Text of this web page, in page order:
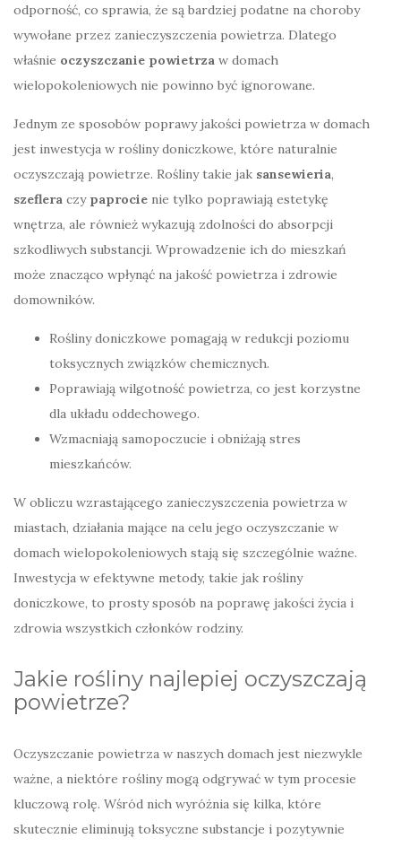
odporność, co sprawia, że są bardziej podatne na choroby
wywołane przez zanieczyszczenia powietrza. Dlatego
właśnie oczyszczanie powietrza w domach
wielopokoleniowych nie powinno być ignorowane.
Jednym ze sposobów poprawy jakości powietrza w domach
jest inwestycja w rośliny doniczkowe, które naturalnie
oczyszczają powietrze. Rośliny takie jak sansewieria,
szeflera czy paprocie nie tylko poprawiają estetykę
wnętrza, ale również wykazują zdolności do absorpcji
szkodliwych substancji. Wprowadzenie ich do mieszkań
może znacząco wpłynąć na jakość powietrza i zdrowie
domowników.
Rośliny doniczkowe pomagają w redukcji poziomu
toksycznych związków chemicznych.
Poprawiają wilgotność powietrza, co jest korzystne
dla układu oddechowego.
Wzmacniają samopoczucie i obniżają stres
mieszkańców.
W obliczu wzrastającego zanieczyszczenia powietrza w
miastach, działania mające na celu jego oczyszczanie w
domach wielopokoleniowych stają się szczególnie ważne.
Inwestycja w efektywne metody, takie jak rośliny
doniczkowe, to prosty sposób na poprawę jakości życia i
zdrowia wszystkich członków rodziny.
Jakie rośliny najlepiej oczyszczają
powietrze?
Oczyszczanie powietrza w naszych domach jest niezwykle
ważne, a niektóre rośliny mogą odgrywać w tym procesie
kluczową rolę. Wśród nich wyróżnia się kilka, które
skutecznie eliminują toksyczne substancje i pozytywnie